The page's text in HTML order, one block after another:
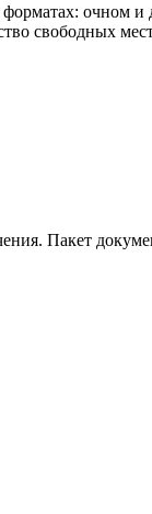
очном и
свободных
Пакет